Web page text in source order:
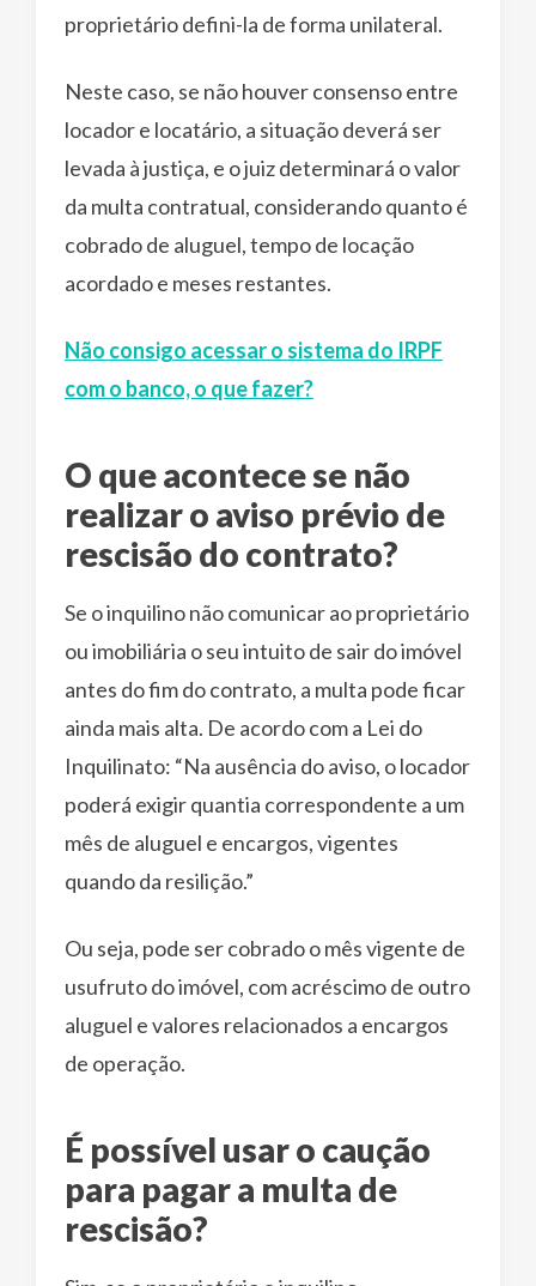
proprietário defini-la de forma unilateral.
Neste caso, se não houver consenso entre
locador e locatário, a situação deverá ser
levada à justiça, e o juiz determinará o valor
da multa contratual, considerando quanto é
cobrado de aluguel, tempo de locação
acordado e meses restantes.
Não consigo acessar o sistema do IRPF
com o banco, o que fazer?
O que acontece se não
realizar o aviso prévio de
rescisão do contrato?
Se o inquilino não comunicar ao proprietário
ou imobiliária o seu intuito de sair do imóvel
antes do fim do contrato, a multa pode ficar
ainda mais alta. De acordo com a Lei do
Inquilinato: “Na ausência do aviso, o locador
poderá exigir quantia correspondente a um
mês de aluguel e encargos, vigentes
quando da resilição.”
Ou seja, pode ser cobrado o mês vigente de
usufruto do imóvel, com acréscimo de outro
aluguel e valores relacionados a encargos
de operação.
É possível usar o caução
para pagar a multa de
rescisão?